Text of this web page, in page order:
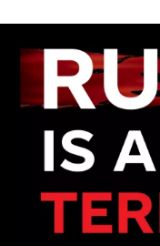
КІБЕРСПОРТ
ЧС-2026
ІНШІ
БУКМЕКЕРИ